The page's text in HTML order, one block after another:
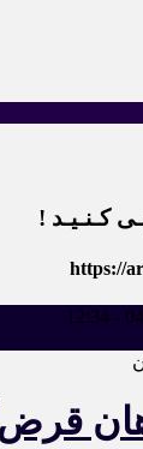
کـنـیـد !
https://